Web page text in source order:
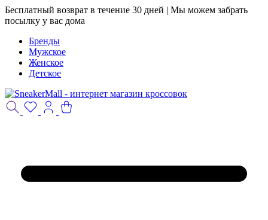
Бесплатный возврат в течение 30 дней | Мы можем забрать
посылку у вас дома
Бренды
Мужское
Женское
Детское